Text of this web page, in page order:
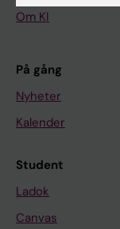
Om KI
På gång
Nyheter
Kalender
Student
Ladok
Canvas